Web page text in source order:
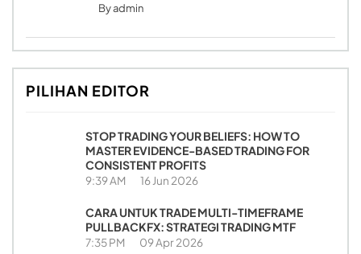
Byadmin
PILIHAN EDITOR
STOP TRADING YOUR BELIEFS: HOW TO
MASTER EVIDENCE-BASED TRADING FOR
CONSISTENT PROFITS
9:39 AM 16 Jun 2026
CARA UNTUK TRADE MULTI-TIMEFRAME
PULLBACKFX: STRATEGI TRADING MTF
7:35 PM 09 Apr 2026